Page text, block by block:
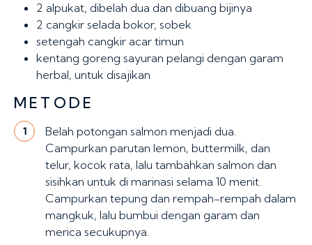
2 alpukat, dibelah dua dan dibuang bijinya
2 cangkir selada bokor, sobek
setengah cangkir acar timun
kentang goreng sayuran pelangi dengan garam
herbal, untuk disajikan
METODE
1
Belah potongan salmon menjadi dua.
Campurkan parutan lemon, buttermilk, dan
telur, kocok rata, lalu tambahkan salmon dan
sisihkan untuk di marinasi selama 10 menit.
Campurkan tepung dan rempah-rempah dalam
mangkuk, lalu bumbui dengan garam dan
merica secukupnya.